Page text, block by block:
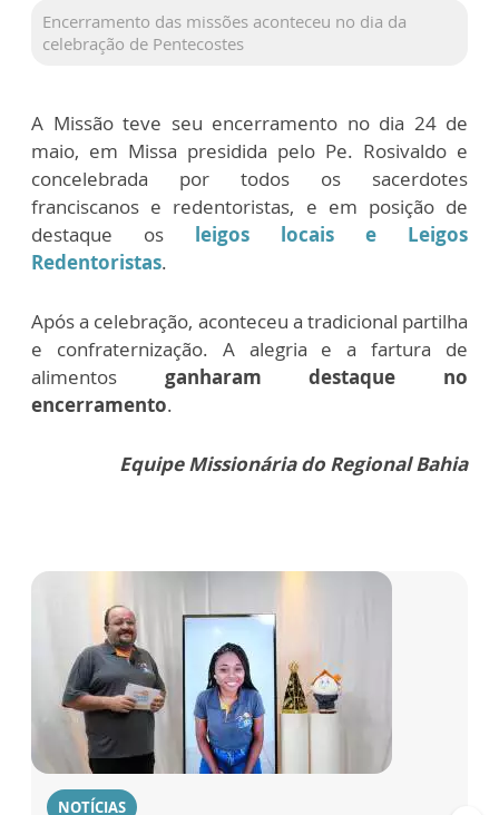
Encerramento das missões aconteceu no dia da
celebração de Pentecostes
A Missão teve seu encerramento no dia 24 de
maio, em Missa presidida pelo Pe. Rosivaldo e
concelebrada por todos os sacerdotes
franciscanos e redentoristas, e em posição de
destaque os leigos locais e Leigos
Redentoristas.
Após a celebração, aconteceu a tradicional partilha
e confraternização. A alegria e a fartura de
alimentos ganharam destaque no
encerramento.
Equipe Missionária do Regional Bahia
NOTÍCIAS